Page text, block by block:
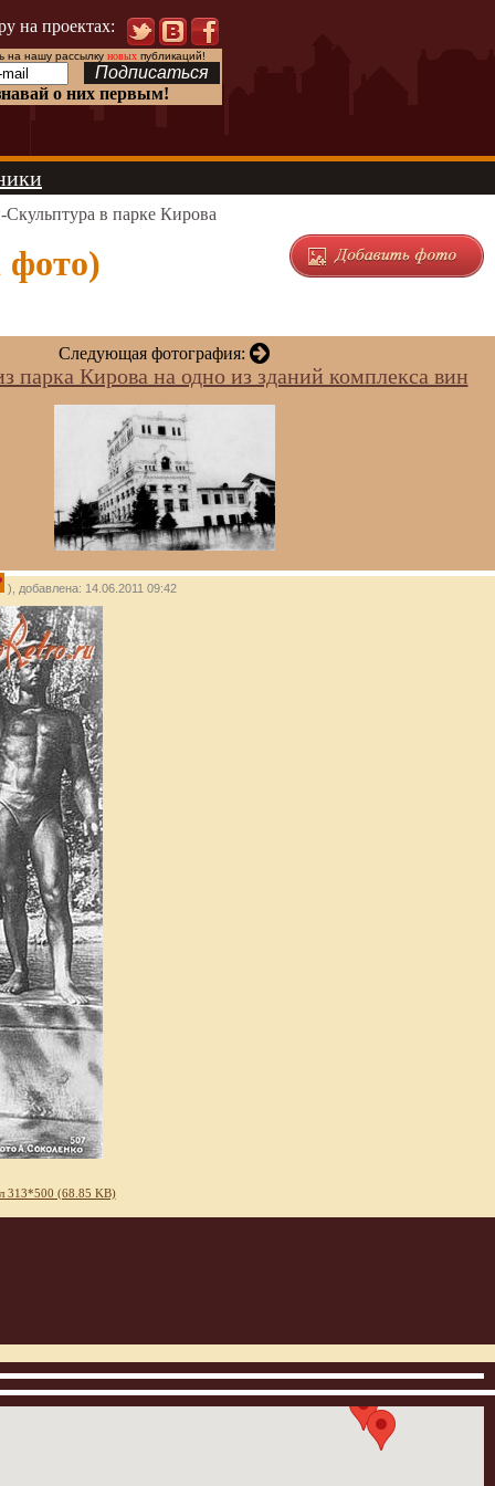
на проектах:
на нашу рассылку новыхпубликаций!
о них первым!
в парке Кирова
фото)
Следующая фотография:
парка Кирова на одно из зданий комплекса вин
), добавлена: 14.06.2011 09:42
313*500 (68.85 KB)